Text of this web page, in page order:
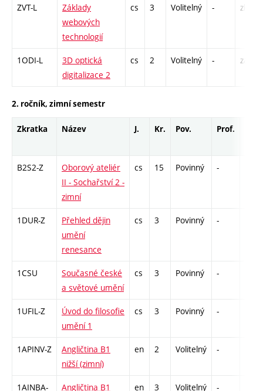
ZVT-L
Základy
webových
technologií
cs 3 Volitelný - zk
1ODI-L
3D optická
digitalizace 2
cs 2 Volitelný - zá
2. ročník, zimní semestr
Zkratka Název J. Kr. Pov. Prof.
B2S2-Z
Oborový ateliér
II - Sochařství 2 -
zimní
cs 15 Povinný -
1DUR-Z
Přehled dějin
umění
renesance
cs 3 Povinný -
1CSU
Současné české
a světové umění
cs 3 Povinný -
1UFIL-Z
Úvod do filosofie
umění 1
cs 3 Povinný -
1APINV-Z
Angličtina B1
nižší (zimní)
en 2 Volitelný -
1AINBA-
Angličtina B1
en 3 Volitelný -